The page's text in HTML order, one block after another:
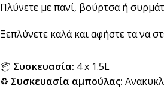
Πλύνετε με πανί, βούρτσα ή
Ξεπλύνετε καλά και αφήστε τα να
📦 Συσκευασία: 4 x 1.5L
♻️ Συσκευασία αμπούλας: